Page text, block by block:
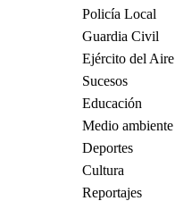
Policía Local
Guardia Civil
Ejército del Aire
Sucesos
Educación
Medio ambiente
Deportes
Cultura
Reportajes